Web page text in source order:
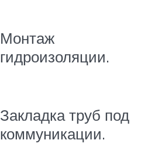
Монтаж
гидроизоляции.
Закладка труб под
коммуникации.